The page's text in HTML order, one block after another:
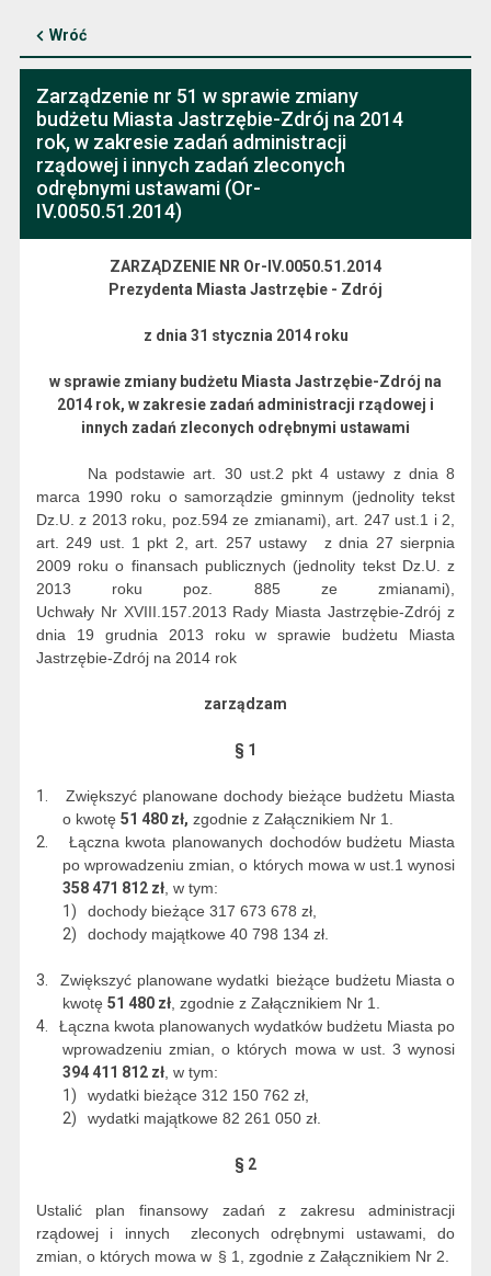
Wróć
Zarządzenie nr 51 w sprawie zmiany
budżetu Miasta Jastrzębie-Zdrój na 2014
rok, w zakresie zadań administracji
rządowej i innych zadań zleconych
odrębnymi ustawami (Or-
IV.0050.51.2014)
ZARZĄDZENIE NR Or-IV.0050.51.2014
Prezydenta Miasta Jastrzębie - Zdrój
z dnia 31 stycznia 2014 roku
w sprawie zmiany budżetu Miasta Jastrzębie-Zdrój na
2014 rok, w zakresie zadań administracji rządowej i
innych zadań zleconych odrębnymi ustawami
Na podstawie art. 30 ust.2 pkt 4 ustawy z dnia 8
marca 1990 roku o samorządzie gminnym (jednolity tekst
Dz.U. z 2013 roku, poz.594 ze zmianami), art. 247 ust.1 i 2,
art. 249 ust. 1 pkt 2, art. 257 ustawy
z dnia 27 sierpnia
2009 roku o finansach publicznych (jednolity tekst Dz.U. z
2013 roku poz. 885 ze zmianami),
Uchwały Nr XVIII.157.2013 Rady Miasta Jastrzębie-Zdrój z
dnia 19 grudnia 2013 roku w sprawie budżetu Miasta
Jastrzębie-Zdrój na 2014 rok
zarządzam
§ 1
1.
Zwiększyć planowane dochody bieżące budżetu Miasta
o kwotę 51 480 zł, zgodnie z Załącznikiem Nr 1.
2.
Łączna kwota planowanych dochodów budżetu Miasta
po wprowadzeniu zmian, o których mowa w ust.1 wynosi
358 471 812 zł, w tym:
1)
dochody bieżące 317 673 678 zł,
2)
dochody majątkowe 40 798 134 zł.
3. Zwiększyć planowane wydatki bieżące budżetu Miasta o
kwotę 51 480 zł, zgodnie z Załącznikiem Nr 1.
4.
Łączna kwota planowanych wydatków budżetu Miasta po
wprowadzeniu zmian, o których mowa w ust. 3 wynosi
394 411 812 zł, w tym:
1)
wydatki bieżące 312 150 762 zł,
2)
wydatki majątkowe 82 261 050 zł.
§ 2
Ustalić plan finansowy zadań z zakresu administracji
rządowej i innych
zleconych odrębnymi ustawami, do
zmian, o których mowa w § 1, zgodnie z Załącznikiem Nr 2.